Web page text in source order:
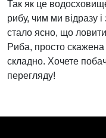
Так як це
рибу, чим ми відразу
стало ясно, що
Риба, просто скажена
складно. Хочете
перегляду!